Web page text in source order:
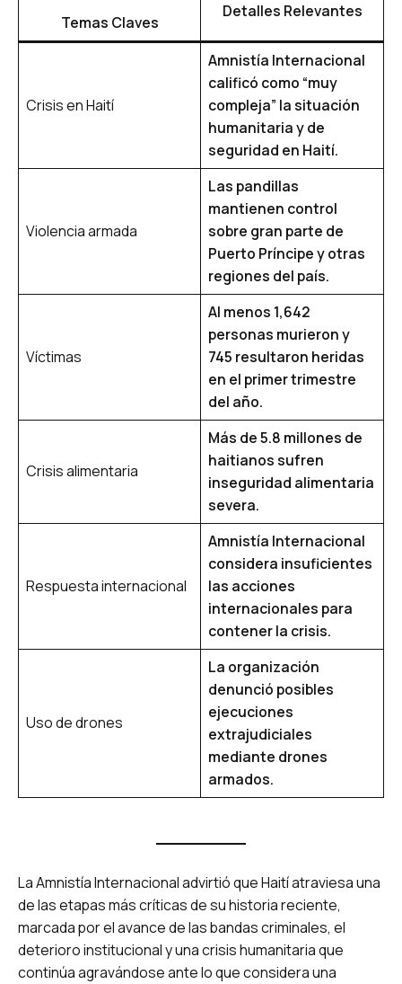
Temas Claves
Detalles Relevantes
Crisis en Haití
Amnistía Internacional
calificó como “muy
compleja” la situación
humanitaria y de
seguridad en Haití.
Violencia armada
Las pandillas
mantienen control
sobre gran parte de
Puerto Príncipe y otras
regiones del país.
Víctimas
Al menos 1,642
personas murieron y
745 resultaron heridas
en el primer trimestre
del año.
Crisis alimentaria
Más de 5.8 millones de
haitianos sufren
inseguridad alimentaria
severa.
Respuesta internacional
Amnistía Internacional
considera insuficientes
las acciones
internacionales para
contener la crisis.
Uso de drones
La organización
denunció posibles
ejecuciones
extrajudiciales
mediante drones
armados.
La Amnistía Internacional advirtió que Haití atraviesa una
de las etapas más críticas de su historia reciente,
marcada por el avance de las bandas criminales, el
deterioro institucional y una crisis humanitaria que
continúa agravándose ante lo que considera una